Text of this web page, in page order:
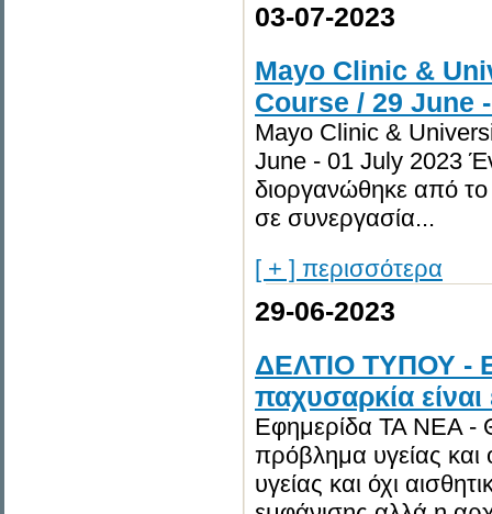
03-07-2023
Mayo Clinic &
Course / 29 June
Mayo Clinic &
June - 01 July 2023
διοργανώθηκε από
σε συνεργασία...
[ + ] περισσότερα
29-06-2023
ΔΕΛΤΙΟ ΤΥΠΟΥ -
παχυσαρκία είναι
Εφημερίδα ΤΑ ΝΕΑ -
πρόβλημα υγείας
υγείας και όχι